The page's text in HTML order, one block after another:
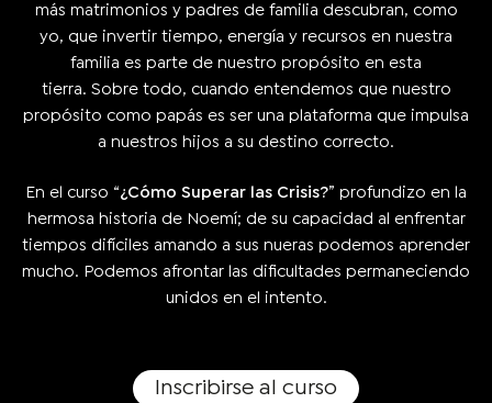
más matrimonios y padres de familia descubran, como
yo, que invertir tiempo, energía y recursos en nuestra
familia es parte de nuestro propósito en esta
tierra. Sobre todo, cuando entendemos que nuestro
propósito como papás es ser una plataforma que impulsa
a nuestros hijos a su destino correcto.
En el curso “¿Cómo Superar las Crisis?” profundizo en la
hermosa historia de Noemí; de su capacidad al enfrentar
tiempos difíciles amando a sus nueras podemos aprender
mucho. Podemos afrontar las dificultades permaneciendo
unidos en el intento.
Inscribirse al curso